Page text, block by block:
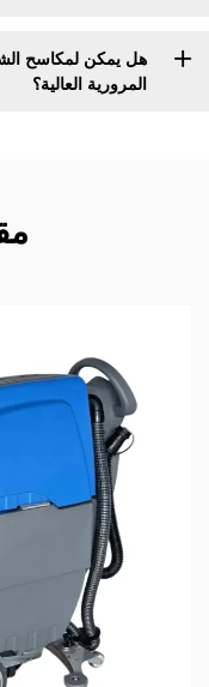
هل يمكن لمكاسح الشوارع
المرورية العالية؟